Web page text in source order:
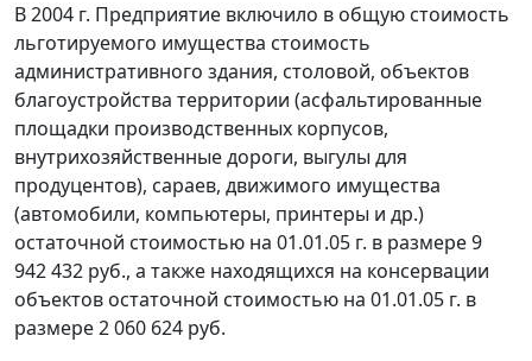
В 2004 г. Предприятие включило в общую стоимость
льготируемого имущества стоимость
административного здания, столовой, объектов
благоустройства территории (асфальтированные
площадки производственных корпусов,
внутрихозяйственные дороги, выгулы для
продуцентов), сараев, движимого имущества
(автомобили, компьютеры, принтеры и др.)
остаточной стоимостью на 01.01.05 г. в размере 9
942 432 руб., а также находящихся на консервации
объектов остаточной стоимостью на 01.01.05 г. в
размере 2 060 624 руб.